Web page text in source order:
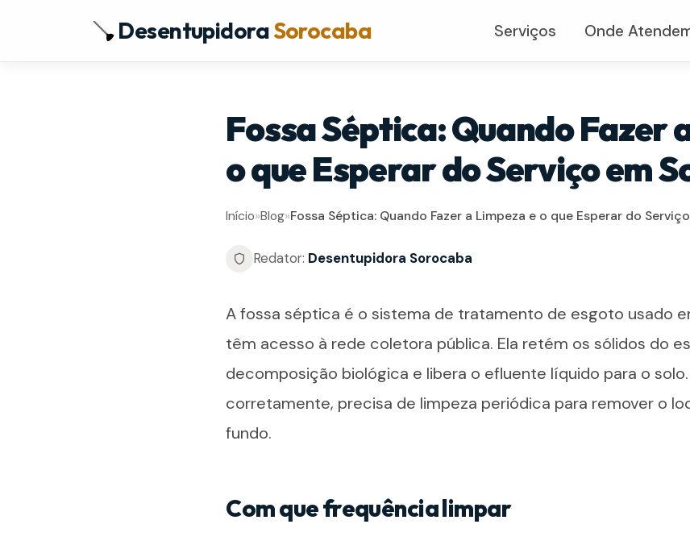
DesentupidoraSorocaba Serviços Onde
Fossa Séptica: Quando Fazer
o que Esperar do Serviço em
Início»Blog»Fossa Séptica: Quando Fazer a Limpeza e o que Esperar do
Redator: Desentupidora Sorocaba
A fossa séptica é o sistema de tratamento de esgoto usado
têm acesso à rede coletora pública. Ela retém os sólidos do
decomposição biológica e libera o efluente líquido para o
corretamente, precisa de limpeza periódica para remover o
fundo.
Com que frequência limpar